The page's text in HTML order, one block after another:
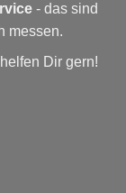
- das sind
messen.
Dir gern!